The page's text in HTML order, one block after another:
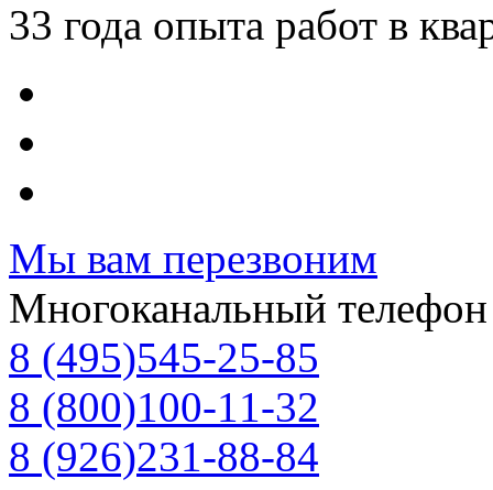
33 года опыта работ в
Мы вам перезвоним
Многоканальный телефон
8 (495)545-25-85
8 (800)100-11-32
8 (926)231-88-84